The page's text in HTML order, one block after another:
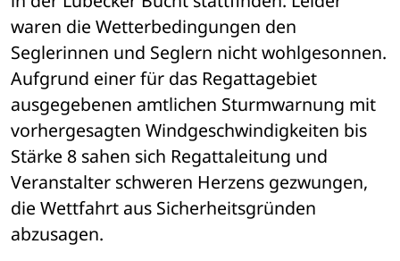
waren die Wetterbedingungen den
Seglerinnen und Seglern nicht wohlgesonnen.
Aufgrund einer für das Regattagebiet
ausgegebenen amtlichen Sturmwarnung mit
vorhergesagten Windgeschwindigkeiten bis
Stärke 8 sahen sich Regattaleitung und
Veranstalter schweren Herzens gezwungen,
die Wettfahrt aus Sicherheitsgründen
abzusagen.